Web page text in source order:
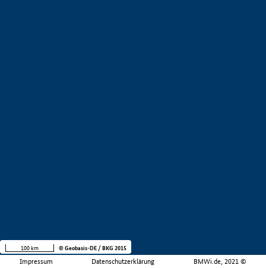
Impressum Datenschutzerklärung BMWi.de, 2021 ©
100 km © Geobasis-DE / BKG 2015